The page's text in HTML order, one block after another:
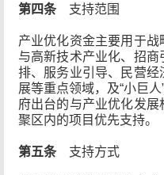
第四条支持范围
产业优化资金主要用于
与高新技术产业化、招
排、服务业引导、民营
展等重点领域，及“小巨
府出台的与产业优化发
聚区内的项目优先支持。
第五条 支持方式